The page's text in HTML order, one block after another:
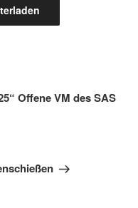
Offene VM des SAS